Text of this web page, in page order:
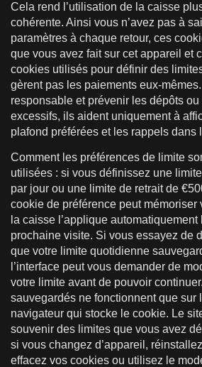
Cela rend l’utilisation de la caisse
cohérente. Ainsi vous n’avez pas à
paramètres à chaque retour, ces
que vous avez fait sur cet appareil et
cookies utilisés pour définir des
gèrent pas les paiements eux-
responsable et prévenir les dépôts
excessifs, ils aident uniquement à
plafond préférées et les rappels dans
Comment les préférences de limite
utilisées : si vous définissez une
par jour ou une limite de retrait de
cookie de préférence peut mémoriser
la caisse l’applique automatiquement
prochaine visite. Si vous essayez de
que votre limite quotidienne
l’interface peut vous demander de
votre limite avant de pouvoir
sauvegardés ne fonctionnent que sur
navigateur qui stocke le cookie. Le
souvenir des limites que vous avez
si vous changez d’appareil,
effacez vos cookies ou utilisez le